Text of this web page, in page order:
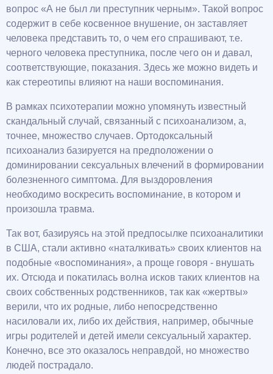
вопрос «А не был ли преступник черным». Такой вопрос
содержит в себе косвенное внушение, он заставляет
человека представить то, о чем его спрашивают, т.е.
черного человека преступника, после чего он и давал,
соответствующие, показания. Здесь же можно видеть и
как стереотипы влияют на наши воспоминания.
В рамках психотерапии можно упомянуть известный
скандальный случай, связанный с психоанализом, а,
точнее, множество случаев. Ортодоксальный
психоанализ базируется на предположении о
доминировании сексуальных влечений в формировании
болезненного симптома. Для выздоровления
необходимо воскресить воспоминание, в котором и
произошла травма.
Так вот, базируясь на этой предпосылке психоаналитики
в США, стали активно «наталкивать» своих клиентов на
подобные «воспоминания», а проще говоря - внушать
их. Отсюда и покатилась волна исков таких клиентов на
своих собственных родственников, так как «жертвы»
верили, что их родные, либо непосредственно
насиловали их, либо их действия, например, обычные
игры родителей и детей имели сексуальный характер.
Конечно, все это оказалось неправдой, но множество
людей пострадало.